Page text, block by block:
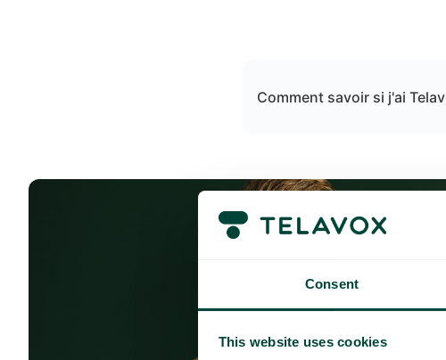
Consent
This website uses cookies
Comment savoir si j'ai